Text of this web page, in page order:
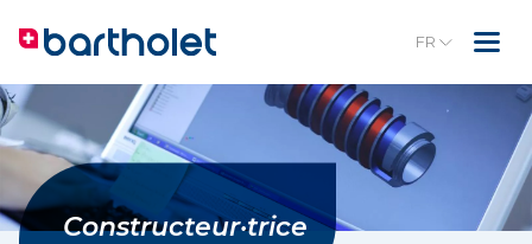
FR
Constructeur·trice